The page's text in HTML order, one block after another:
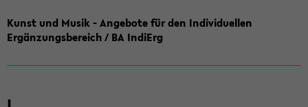
Kunst und Musik - Angebote für den Individuellen
Ergänzungsbereich / BA IndiErg